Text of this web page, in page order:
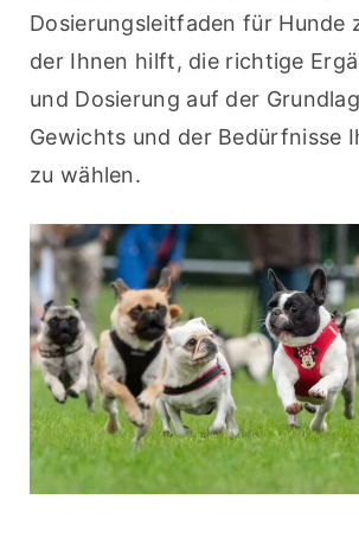
Dosierungsleitfaden für Hunde
der Ihnen hilft, die richtige
und Dosierung auf der
Gewichts und der Bedürfnisse
zu wählen.